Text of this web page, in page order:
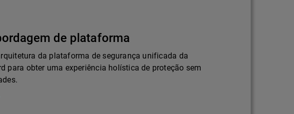
de plataforma
da plataforma de segurança unificada da
para obter uma experiência holística de proteção sem